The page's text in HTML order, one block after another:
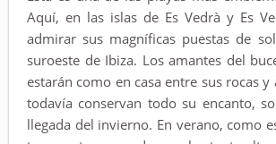
Aquí, en las islas de Es Vedrà y Es
admirar sus magníficas puestas de
suroeste de Ibiza. Los amantes del
estarán como en casa entre sus rocas
todavía conservan todo su encanto,
llegada del invierno. En verano, como